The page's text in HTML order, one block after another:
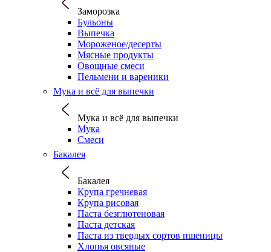
Заморозка
Бульоны
Выпечка
Мороженое/десерты
Мясные продукты
Овощные смеси
Пельмени и вареники
Мука и всё для выпечки
Мука и всё для выпечки
Мука
Смеси
Бакалея
Бакалея
Крупа гречневая
Крупа рисовая
Паста безглютеновая
Паста детская
Паста из твердых сортов пшеницы
Хлопья овсяные